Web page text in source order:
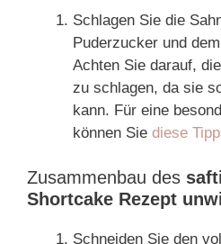
Schlagen Sie die
Puderzucker und
Achten Sie darauf,
zu schlagen, da sie
kann. Für eine
können Sie diese
Zusammenbau des
Shortcake Rezept
Schneiden Sie den